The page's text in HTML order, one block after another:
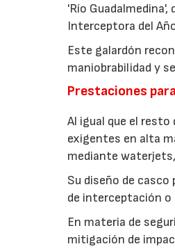
'Río
Interceptora del
Este galardón
maniobrabilidad y
Prestaciones
Al igual que el resto
exigentes en alta
mediante
Su diseño de
de interceptación o
En materia de
mitigación de